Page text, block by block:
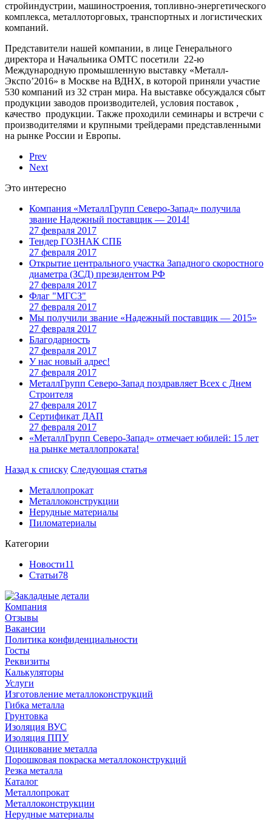
стройиндустрии, машиностроения, топливно-энергетического
комплекса, металлоторговых, транспортных и логистических
компаний.
Представители нашей компании, в лице Генерального
директора и Начальника ОМТС посетили 22-ю
Международную промышленную выставку «Металл-
Экспо’2016» в Москве на ВДНХ, в которой приняли участие
530 компаний из 32 стран мира. На выставке обсуждался сбыт
продукции заводов производителей, условия поставок ,
качество продукции. Также проходили семинары и встречи с
производителями и крупными трейдерами представленными
на рынке России и Европы.
Prev
Next
Это интересно
Компания «МеталлГрупп Северо-Запад» получила
звание Надежный поставщик — 2014!
27 февраля 2017
Тендер ГОЗНАК СПБ
27 февраля 2017
Открытие центрального участка Западного скоростного
диаметра (ЗСД) президентом РФ
27 февраля 2017
Флаг "МГСЗ"
27 февраля 2017
Мы получили звание «Надежный поставщик — 2015»
27 февраля 2017
Благодарность
27 февраля 2017
У нас новый адрес!
27 февраля 2017
МеталлГрупп Северо-Запад поздравляет Всех с Днем
Строителя
27 февраля 2017
Сертификат ДАП
27 февраля 2017
«МеталлГрупп Северо-Запад» отмечает юбилей: 15 лет
на рынке металлопроката!
Назад к списку Следующая статья
Металлопрокат
Металлоконструкции
Нерудные материалы
Пиломатериалы
Категории
Новости11
Статьи78
Компания
Отзывы
Вакансии
Политика конфиденциальности
Госты
Реквизиты
Калькуляторы
Услуги
Изготовление металлоконструкций
Гибка металла
Грунтовка
Изоляция ВУС
Изоляция ППУ
Оцинкование металла
Порошковая покраска металлоконструкций
Резка металла
Каталог
Металлопрокат
Металлоконструкции
Нерудные материалы